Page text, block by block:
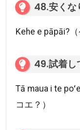
48.安くな
Kehe e pāpāi?
49.試着し
Tā maua i te
コエ？）